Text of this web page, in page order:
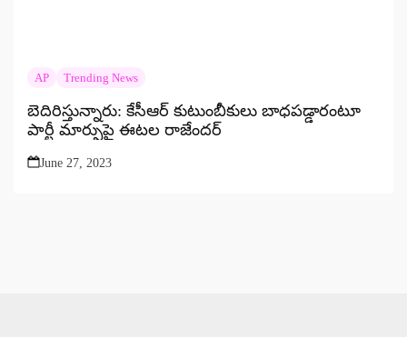
AP Trending News
బెదిరిస్తున్నారు: కేసీఆర్ కుటుంబీకులు బాధపడ్డారంటూ
పార్టీ మార్పుపై ఈటల రాజేందర్
June 27, 2023